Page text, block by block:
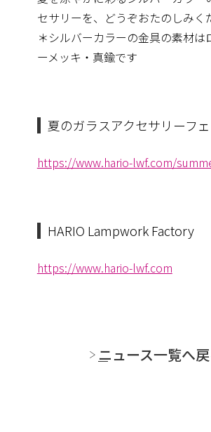
セサリーを、どうぞおたのしみく
＊シルバーカラーの金具の素材は
ーメッキ・真鍮です
夏のガラスアクセサリーフ
https://www.hario-lwf.com/
HARIO Lampwork Factory
https://www.hario-lwf.com
ニュース一覧へ